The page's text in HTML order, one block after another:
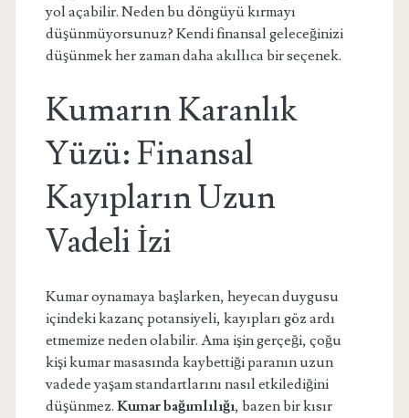
yol açabilir. Neden bu döngüyü kırmayı
düşünmüyorsunuz? Kendi finansal geleceğinizi
düşünmek her zaman daha akıllıca bir seçenek.
Kumarın Karanlık
Yüzü: Finansal
Kayıpların Uzun
Vadeli İzi
Kumar oynamaya başlarken, heyecan duygusu
içindeki kazanç potansiyeli, kayıpları göz ardı
etmemize neden olabilir. Ama işin gerçeği, çoğu
kişi kumar masasında kaybettiği paranın uzun
vadede yaşam standartlarını nasıl etkilediğini
düşünmez. Kumar bağımlılığı, bazen bir kısır